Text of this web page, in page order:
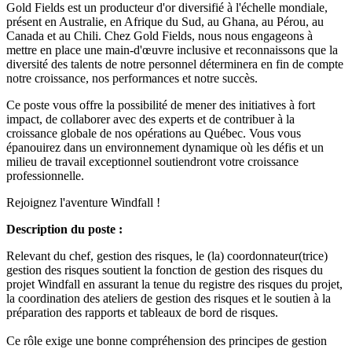
Gold Fields est un producteur d'or diversifié à l'échelle mondiale,
présent en Australie, en Afrique du Sud, au Ghana, au Pérou, au
Canada et au Chili. Chez Gold Fields, nous nous engageons à
mettre en place une main-d'œuvre inclusive et reconnaissons que la
diversité des talents de notre personnel déterminera en fin de compte
notre croissance, nos performances et notre succès.
Ce poste vous offre la possibilité de mener des initiatives à fort
impact, de collaborer avec des experts et de contribuer à la
croissance globale de nos opérations au Québec. Vous vous
épanouirez dans un environnement dynamique où les défis et un
milieu de travail exceptionnel soutiendront votre croissance
professionnelle.
Rejoignez l'aventure Windfall !
Description du poste :
Relevant du chef, gestion des risques, le (la) coordonnateur(trice)
gestion des risques soutient la fonction de gestion des risques du
projet Windfall en assurant la tenue du registre des risques du projet,
la coordination des ateliers de gestion des risques et le soutien à la
préparation des rapports et tableaux de bord de risques.
Ce rôle exige une bonne compréhension des principes de gestion